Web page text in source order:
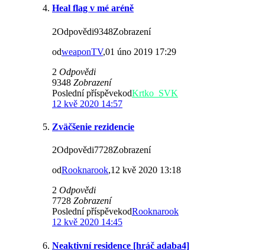
Heal flag v mé aréně
2Odpovědi9348Zobrazení
odweaponTV,01 úno 2019 17:29
2 Odpovědi
9348 Zobrazení
Poslední příspěvekodKrtko_SVK
12 kvě 2020 14:57
Zväčšenie rezidencie
2Odpovědi7728Zobrazení
odRooknarook,12 kvě 2020 13:18
2 Odpovědi
7728 Zobrazení
Poslední příspěvekodRooknarook
12 kvě 2020 14:45
Neaktivní residence [hráč adaba4]